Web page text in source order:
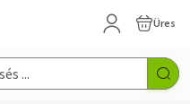
Üres